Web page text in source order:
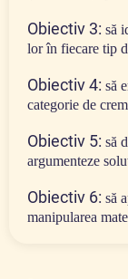
Obiectiv 3: să
lor în fiecare tip
Obiectiv 4: să
categorie de
Obiectiv 5: să
argumenteze
Obiectiv 6: să
manipularea